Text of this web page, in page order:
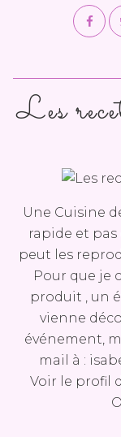
Les
Une Cuisine
rapide et pas
peut les
Pour que je
produit , un
vienne
événement,
mail à :
Voir le profil